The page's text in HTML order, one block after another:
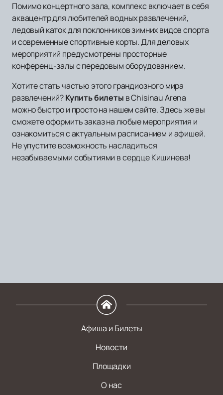
Помимо концертного зала, комплекс включает в себя
аквацентр для любителей водных развлечений,
ледовый каток для поклонников зимних видов спорта
и современные спортивные корты. Для деловых
мероприятий предусмотрены просторные
конференц-залы с передовым оборудованием.
Хотите стать частью этого грандиозного мира
развлечений?Купить билеты в Chisinau Arena
можно быстро и просто на нашем сайте. Здесь же вы
сможете оформить заказ на любые мероприятия и
ознакомиться с актуальным расписанием и афишей.
Не упустите возможность насладиться
незабываемыми событиями в сердце Кишинева!
Афиша и Билеты
Новости
Площадки
О нас